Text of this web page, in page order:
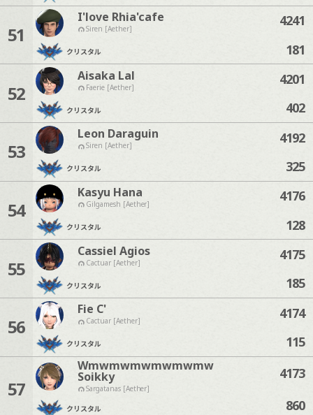
51
I'love Rhia'cafe
Siren [Aether]
クリスタル
4241
181
52
Aisaka Lal
Faerie [Aether]
クリスタル
4201
402
53
Leon Daraguin
Siren [Aether]
クリスタル
4192
325
54
Kasyu Hana
Gilgamesh [Aether]
クリスタル
4176
128
55
Cassiel Agios
Cactuar [Aether]
クリスタル
4175
185
56
Fie C'
Cactuar [Aether]
クリスタル
4174
115
57
Wmwmwmwmwmwmw
Soikky
Sargatanas [Aether]
クリスタル
4173
860